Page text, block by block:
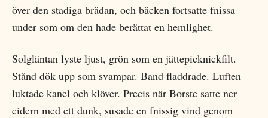
över den stadiga brädan, och bäcken fortsatte fnissa
under som om den hade berättat en hemlighet.
Solgläntan lyste ljust, grön som en jättepicknickfilt.
Stånd dök upp som svampar. Band fladdrade. Luften
luktade kanel och klöver. Precis när Borste satte ner
cidern med ett dunk, susade en fnissig vind genom